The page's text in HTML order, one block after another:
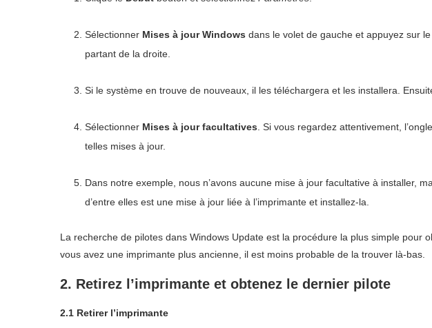
Sélectionner Mises à jour Windows dans le volet de gauche et appuyez sur le
partant de la droite.
Si le système en trouve de nouveaux, il les téléchargera et les installera.
Sélectionner Mises à jour facultatives . Si vous regardez attentivement,
telles mises à jour.
Dans notre exemple, nous n’avons aucune mise à jour facultative à installer,
d’entre elles est une mise à jour liée à l’imprimante et installez-la.
La recherche de pilotes dans Windows Update est la procédure la plus simple pour
vous avez une imprimante plus ancienne, il est moins probable de la trouver là-bas.
2. Retirez l’imprimante et obtenez le dernier pilote
2.1 Retirer l’imprimante